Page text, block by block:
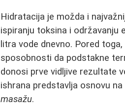
Hidratacija je možda i
ispiranju toksina i održavanju
litra vode dnevno. Pored toga,
sposobnosti da podstakne
donosi prve vidljive rezultate
ishrana predstavlja osnovu
masažu.